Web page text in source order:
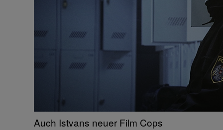
Auch Istvans neuer Film Cops